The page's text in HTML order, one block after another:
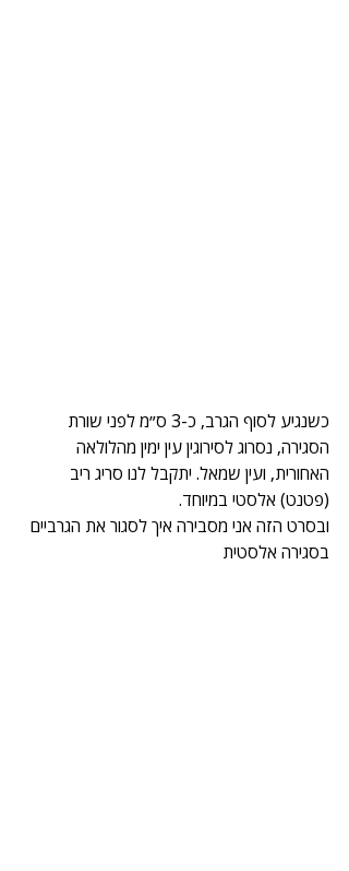
כשנגיע לסוף הגרב, כ-3 ס״מ לפני שורת
הסגירה, נסרוג לסירוגין עין ימין מהלולאה
האחורית, ועין שמאל. יתקבל לנו סריג ריב
(פטנט) אלסטי במיוחד.
ובסרט הזה אני מסבירה איך לסגור את הגרביים
בסגירה אלסטית